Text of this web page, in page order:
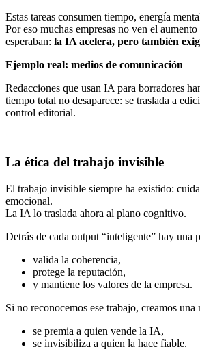
Estas tareas consumen tiempo, energía
Por eso muchas empresas no ven el
esperaban: la IA acelera, pero también
Ejemplo real: medios de comunicación
Redacciones que usan IA para borradores
tiempo total no desaparece: se traslada a
control editorial.
La ética del trabajo invisible
El trabajo invisible siempre ha existido:
emocional.
La IA lo traslada ahora al plano cognitivo.
Detrás de cada output “inteligente” hay una
valida la coherencia,
protege la reputación,
y mantiene los valores de la empresa.
Si no reconocemos ese trabajo, creamos una
se premia a quien vende la IA,
se invisibiliza a quien la hace fiable.